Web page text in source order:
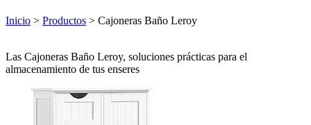
Inicio > Productos > Cajoneras Baño Leroy
Las Cajoneras Baño Leroy, soluciones prácticas para el
almacenamiento de tus enseres